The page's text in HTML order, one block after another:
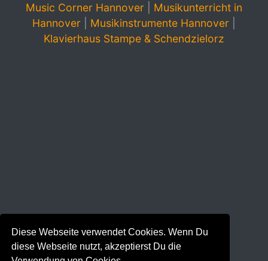
Diese Webseite verwendet Cookies. Wenn Du
diese Webseite nutzt, akzeptierst Du die
Music Corner Hannover
Musikunterricht in
Hannover
Musikinstrumente Hannover
Klavierhaus Stampe & Schendzielorz